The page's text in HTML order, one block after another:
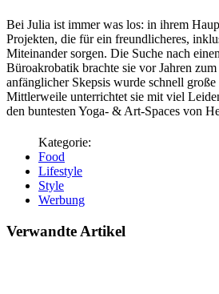
Bei Julia ist immer was los: in ihrem
Projekten, die für ein freundlicheres,
Miteinander sorgen. Die Suche nach
Büroakrobatik brachte sie vor Jahren zum
anfänglicher Skepsis wurde schnell große
Mittlerweile unterrichtet sie mit viel
den buntesten Yoga- & Art-Spaces von
Food
Lifestyle
Style
Werbung
Verwandte Artikel